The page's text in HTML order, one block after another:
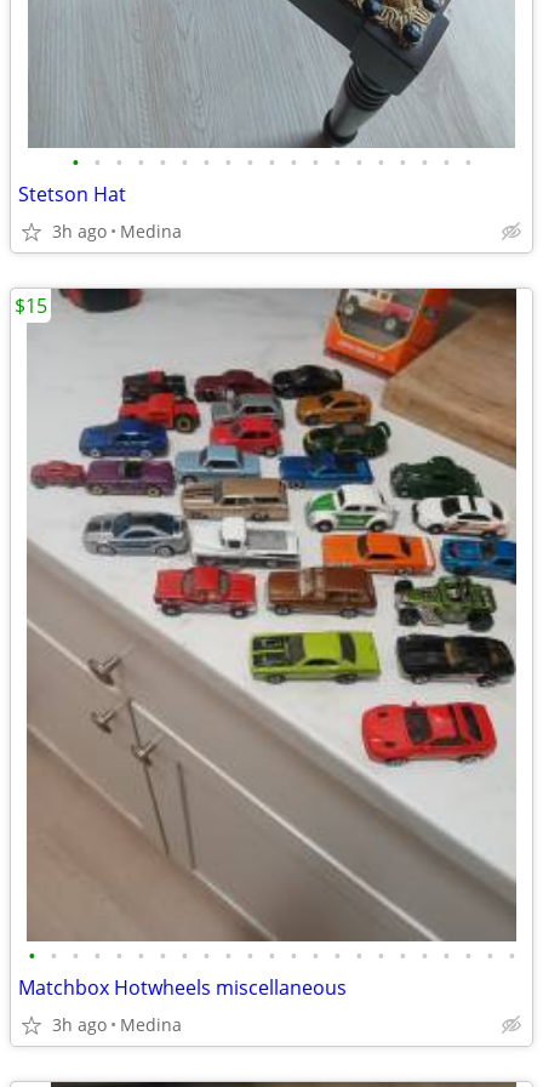
• • • • • • • • • • • • • • • • • • •
Stetson Hat
3h ago Medina
• • • • • • • • • • • • • • • • • • • • • • •
Matchbox Hotwheels miscellaneous
3h ago Medina
$15